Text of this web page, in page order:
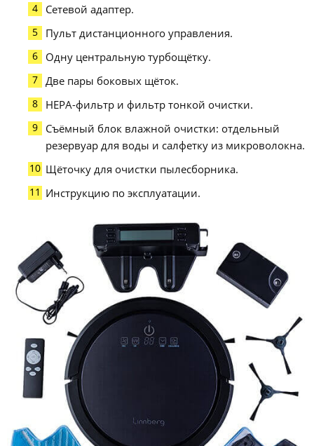
Сетевой адаптер.
Пульт дистанционного управления.
Одну центральную турбощётку.
Две пары боковых щёток.
НЕРА-фильтр и фильтр тонкой очистки.
Съёмный блок влажной очистки: отдельный
резервуар для воды и салфетку из микроволокна.
Щёточку для очистки пылесборника.
Инструкцию по эксплуатации.